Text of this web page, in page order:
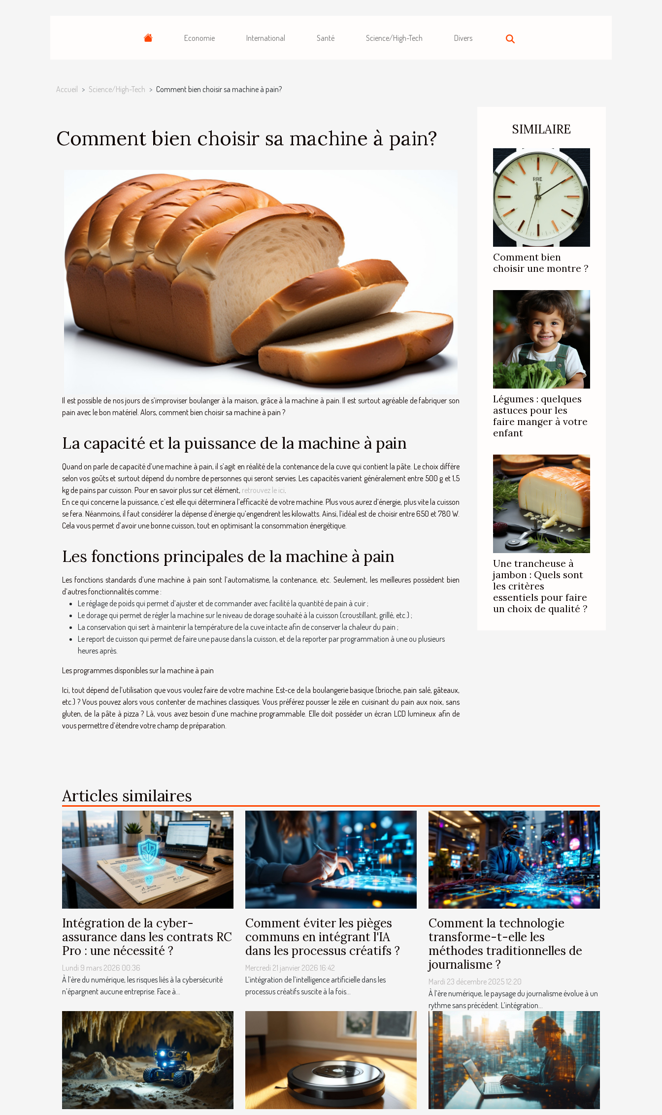
Economie International Santé Science/High-Tech Divers
Accueil Science/High-Tech Comment bien choisir sa machine à pain?
Comment bien choisir sa machine à pain?
Il est possible de nos jours de s’improviser boulanger à la maison, grâce à la machine à pain. Il est surtout agréable de fabriquer son
pain avec le bon matériel. Alors, comment bien choisir sa machine à pain ?
La capacité et la puissance de la machine à pain
Quand on parle de capacité d’une machine à pain, il s’agit en réalité de la contenance de la cuve qui contient la pâte. Le choix diffère
selon vos goûts et surtout dépend du nombre de personnes qui seront servies. Les capacités varient généralement entre 500 g et 1,5
kg de pains par cuisson. Pour en savoir plus sur cet élément, retrouvez le ici.
En ce qui concerne la puissance, c’est elle qui déterminera l’efficacité de votre machine. Plus vous aurez d’énergie, plus vite la cuisson
se fera. Néanmoins, il faut considérer la dépense d’énergie qu’engendrent les kilowatts. Ainsi, l’idéal est de choisir entre 650 et 780 W.
Cela vous permet d’avoir une bonne cuisson, tout en optimisant la consommation énergétique.
Les fonctions principales de la machine à pain
Les fonctions standards d’une machine à pain sont l’automatisme, la contenance, etc. Seulement, les meilleures possèdent bien
d’autres fonctionnalités comme :
Le réglage de poids qui permet d’ajuster et de commander avec facilité la quantité de pain à cuir ;
Le dorage qui permet de régler la machine sur le niveau de dorage souhaité à la cuisson (croustillant, grillé, etc.) ;
La conservation qui sert à maintenir la température de la cuve intacte afin de conserver la chaleur du pain ;
Le report de cuisson qui permet de faire une pause dans la cuisson, et de la reporter par programmation à une ou plusieurs
heures après.
Les programmes disponibles sur la machine à pain
Ici, tout dépend de l’utilisation que vous voulez faire de votre machine. Est-ce de la boulangerie basique (brioche, pain salé, gâteaux,
etc.) ? Vous pouvez alors vous contenter de machines classiques. Vous préférez pousser le zèle en cuisinant du pain aux noix, sans
gluten, de la pâte à pizza ? Là, vous avez besoin d’une machine programmable. Elle doit posséder un écran LCD lumineux afin de
vous permettre d’étendre votre champ de préparation.
SIMILAIRE
Comment bien
choisir une montre ?
Légumes : quelques
astuces pour les
faire manger à votre
enfant
Une trancheuse à
jambon : Quels sont
les critères
essentiels pour faire
un choix de qualité ?
Articles similaires
Intégration de la cyber-
assurance dans les contrats RC
Pro : une nécessité ?
Lundi 9 mars 2026 00:36
À l’ère du numérique, les risques liés à la cybersécurité
n’épargnent aucune entreprise. Face à...
Comment éviter les pièges
communs en intégrant l'IA
dans les processus créatifs ?
Mercredi 21 janvier 2026 16:42
L’intégration de l’intelligence artificielle dans les
processus créatifs suscite à la fois...
Comment la technologie
transforme-t-elle les
méthodes traditionnelles de
journalisme ?
Mardi 23 décembre 2025 12:20
À l’ère numérique, le paysage du journalisme évolue à un
rythme sans précédent. L’intégration...